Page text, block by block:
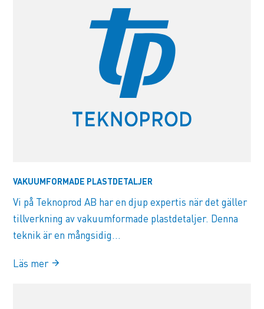
VAKUUMFORMADE PLASTDETALJER
Vi på Teknoprod AB har en djup expertis när det gäller
tillverkning av vakuumformade plastdetaljer. Denna
teknik är en mångsidig...
Läs mer